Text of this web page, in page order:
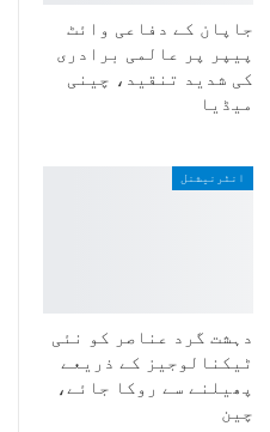
جاپان کے دفاعی وائٹ
پیپر پر عالمی برادری
کی شدید تنقید، چینی
میڈیا
انٹرنیشنل
دہشت گرد عناصر کو نئی
ٹیکنالوجیز کے ذریعے
پھیلنے سے روکا جائے،
چین